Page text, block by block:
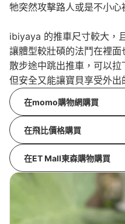
牠突然攻擊路人或是不小心
ibiyaya 的推車尺寸較大，
讓體型較壯碩的法鬥在裡
散步途中跳出推車，可以
但安全又能讓寶貝享受外出
在momo購物網購買
在飛比價格購買
在ET Mall東森購物購買